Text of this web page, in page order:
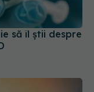
să îl știi despre